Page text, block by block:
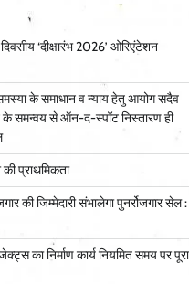
‘दीक्षारंभ 2026’ ओरिएंटेशन
के समाधान व न्याय हेतु आयोग सदैव
समन्वय से ऑन-द-स्पॉट निस्तारण ही
प्राथमिकता
की जिम्मेदारी संभालेगा पुनर्रोजगार सेल :
का निर्माण कार्य नियमित समय पर पूरा